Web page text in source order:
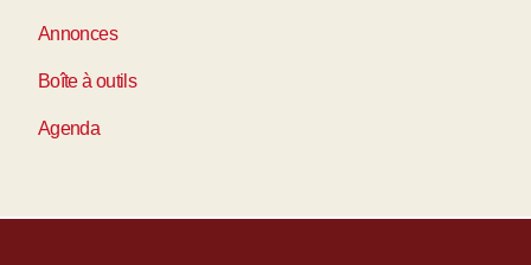
Annonces
Boîte à outils
Agenda